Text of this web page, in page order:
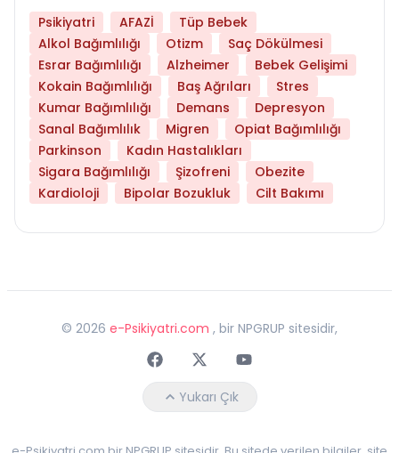
Psikiyatri AFAZİ
Tüp Bebek
Alkol Bağımlılığı
Otizm
Saç Dökülmesi
Esrar Bağımlılığı
Alzheimer
Bebek Gelişimi
Kokain Bağımlılığı
Baş Ağrıları
Stres
Kumar Bağımlılığı
Demans
Depresyon
Sanal Bağımlılık
Migren
Opiat Bağımlılığı
Parkinson
Kadın Hastalıkları
Sigara Bağımlılığı
Şizofreni
Obezite
Kardioloji
Bipolar Bozukluk Cilt Bakımı
© 2026 e-Psikiyatri.com , bir NPGRUP sitesidir,
FaceebokTwitterYoutube
Yukarı Çık